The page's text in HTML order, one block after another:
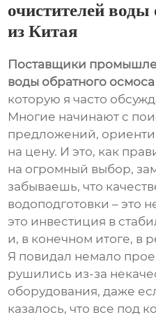
очистителей воды
из Китая
Поставщики
воды обратного
которую я часто
Многие начинают с
предложений,
на цену. И это, как
на огромный выбор,
забываешь, что
водоподготовки – это
это инвестиция в
и, в конечном итоге, в
Я повидал немало
рушились из-за
оборудования, даже
казалось, что все под